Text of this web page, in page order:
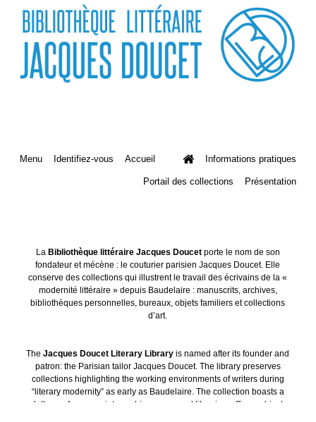
Menu Identifiez-vous Accueil Informations pratiques
Portail des collections Présentation
La Bibliothèque littéraire Jacques Doucetporte le nom de son
fondateur et mécène : le couturier parisien Jacques Doucet. Elle
conserve des collections qui illustrent le travail des écrivains de la «
modernité littéraire » depuis Baudelaire : manuscrits, archives,
bibliothèques personnelles, bureaux, objets familiers et collections
d’art.
TheJacques Doucet Literary Library is named after its founder and
patron: the Parisian tailor Jacques Doucet. The library preserves
collections highlighting the working environments of writers during
“literary modernity” as early as Baudelaire. The collection boasts a
plethora of manuscripts, archives, personal libraries, offices, objects